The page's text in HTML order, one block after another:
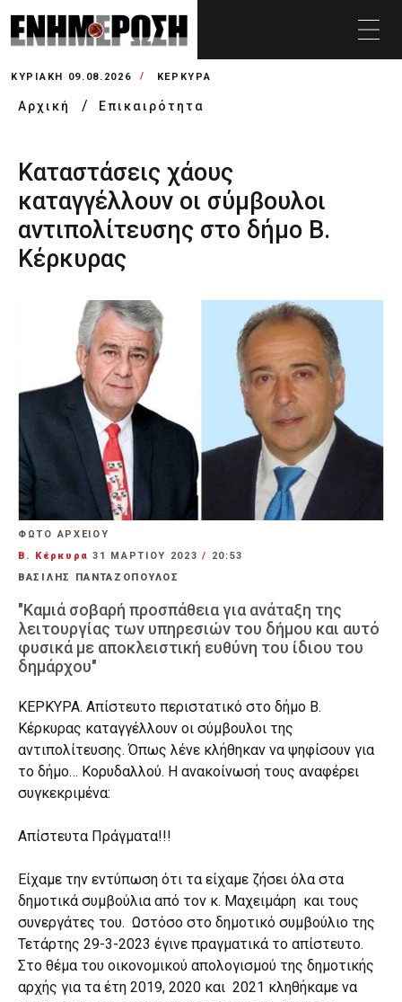
ΚΥΡΙΑΚΉ 09.08.2026 ΚΕΡΚΥΡΑ
Αρχική Επικαιρότητα
Καταστάσεις χάους
καταγγέλλουν οι σύμβουλοι
αντιπολίτευσης στο δήμο Β.
Κέρκυρας
ΦΩΤΟ ΑΡΧΕΙΟΥ
Β. Κέρκυρα 31 ΜΑΡΤΊΟΥ 2023/
20:53
ΒΑΣΙΛΗΣ ΠΑΝΤΑΖΟΠΟΥΛΟΣ
"Καμιά σοβαρή προσπάθεια για ανάταξη της
λειτουργίας των υπηρεσιών του δήμου και αυτό
φυσικά με αποκλειστική ευθύνη του ίδιου του
δημάρχου"
ΚΕΡΚΥΡΑ. Απίστευτο περιστατικό στο δήμο Β.
Κέρκυρας καταγγέλλουν οι σύμβουλοι της
αντιπολίτευσης. Όπως λένε κλήθηκαν να ψηφίσουν για
το δήμο… Κορυδαλλού. Η ανακοίνωσή τους αναφέρει
συγκεκριμένα:
Απίστευτα Πράγματα!!!
Είχαμε την εντύπωση ότι τα είχαμε ζήσει όλα στα
δημοτικά συμβούλια από τον κ. Μαχειμάρη και τους
συνεργάτες του. Ωστόσο στο δημοτικό συμβούλιο της
Τετάρτης 29-3-2023 έγινε πραγματικά το απίστευτο.
Στο θέμα του οικονομικού απολογισμού της δημοτικής
αρχής για τα έτη 2019, 2020 και 2021 κληθήκαμε να